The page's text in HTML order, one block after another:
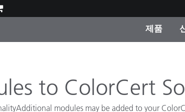
제품
to ColorCert
modules may be added to your